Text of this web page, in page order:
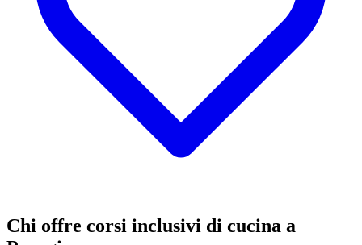
Chi offre corsi inclusivi di cucina a